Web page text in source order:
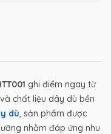
ghi điểm ngay từ
chất liệu dây dù bền
dù , sản phẩm được
nhằm đáp ứng nhu